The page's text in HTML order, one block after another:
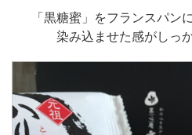
「黒糖蜜」をフランスパン
染み込ませた感がしっ